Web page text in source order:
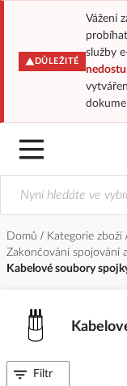
DŮLEŽITÉ
Vážení
služby
Domů Kategorie zboží
Zakončování spojování
Kabelové soubory
Filtr